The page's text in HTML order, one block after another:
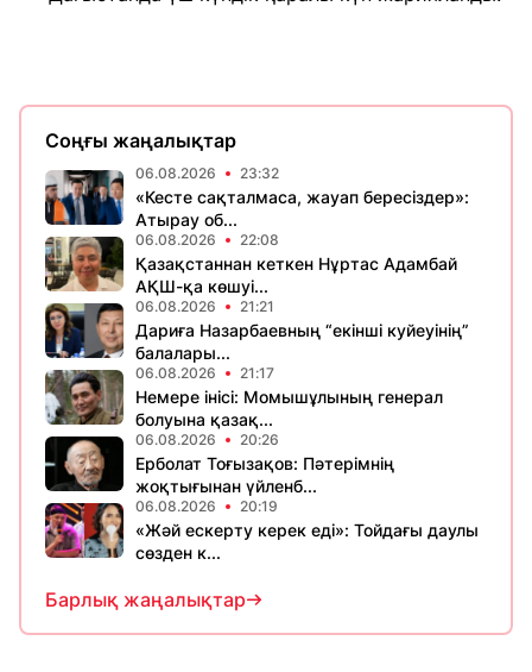
Соңғы жаңалықтар
06.08.2026 23:32
«Кесте сақталмаса, жауап бересіздер»:
Атырау об...
06.08.2026 22:08
Қазақстаннан кеткен Нұртас Адамбай
АҚШ-қа көшуі...
06.08.2026 21:21
Дариға Назарбаевның “екінші куйеуінің”
балалары...
06.08.2026 21:17
Немере інісі: Момышұлының генерал
болуына қазақ...
06.08.2026 20:26
Ерболат Тоғызақов: Пәтерімнің
жоқтығынан үйленб...
06.08.2026 20:19
«Жәй ескерту керек еді»: Тойдағы даулы
сөзден к...
Барлық жаңалықтар